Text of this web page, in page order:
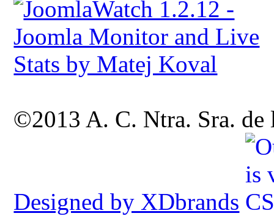
©2013 A. C. Ntra. Sra. de
Designed by XDbrands